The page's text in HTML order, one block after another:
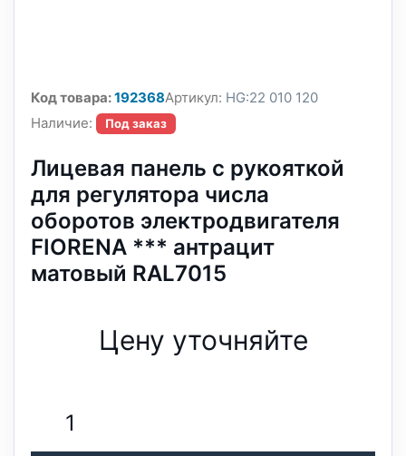
Код товара:192368Артикул: HG:22 010 120
Наличие:
Под заказ
Лицевая панель с рукояткой
для регулятора числа
оборотов электродвигателя
FIORENA *** антрацит
матовый RAL7015
Цену уточняйте